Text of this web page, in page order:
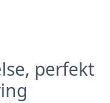
perfekt